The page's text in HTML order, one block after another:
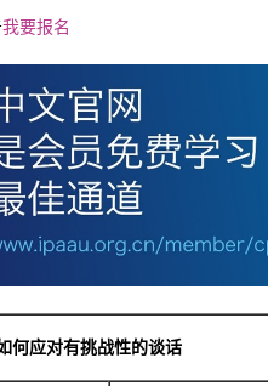
我要报名
何应对有挑战性的谈话